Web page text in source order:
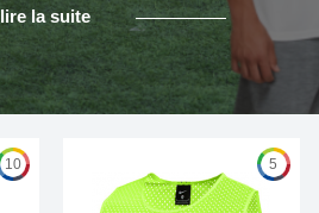
lire la suite
10 5